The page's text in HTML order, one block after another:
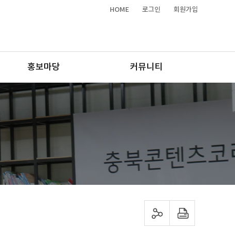
HOME 로그인 회원가입
홍보마당 커뮤니티
sns 공유하기 프린트하기